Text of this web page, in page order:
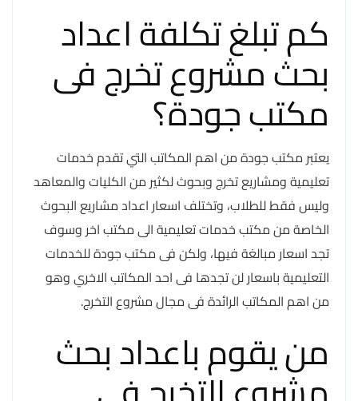
كم تبلغ تكلفة اعداد
بحث مشروع تخرج فى
مكتب جودة؟
يعتبر مكتب جودة من اهم المكاتب التي تقدم خدمات
تعليمية ومشاريع تخرج وبحوث لكثير من الكليات والمعاهد
وليس فقط للطلاب، وتختلف اسعار اعداد مشاريع البحوث
الخاصة من مكتب خدمات تعليمية الى مكتب اخر وسوف
تجد اسعار مبالغة فيها، ولكن فى مكتب جودة للخدمات
التعليمية باسعار لن تجدها فى احد المكاتب الاخري وهو
من اهم المكاتب الرائدة فى مجال مشروع التخرج.
من يقوم باعداد بحث